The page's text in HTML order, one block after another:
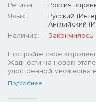
Регион:
Россия,
Язык:
Русский
Английский
Наличие:
Закончилось
Постройте свое
Жадности на новом
удостоенной множества
Подробнее